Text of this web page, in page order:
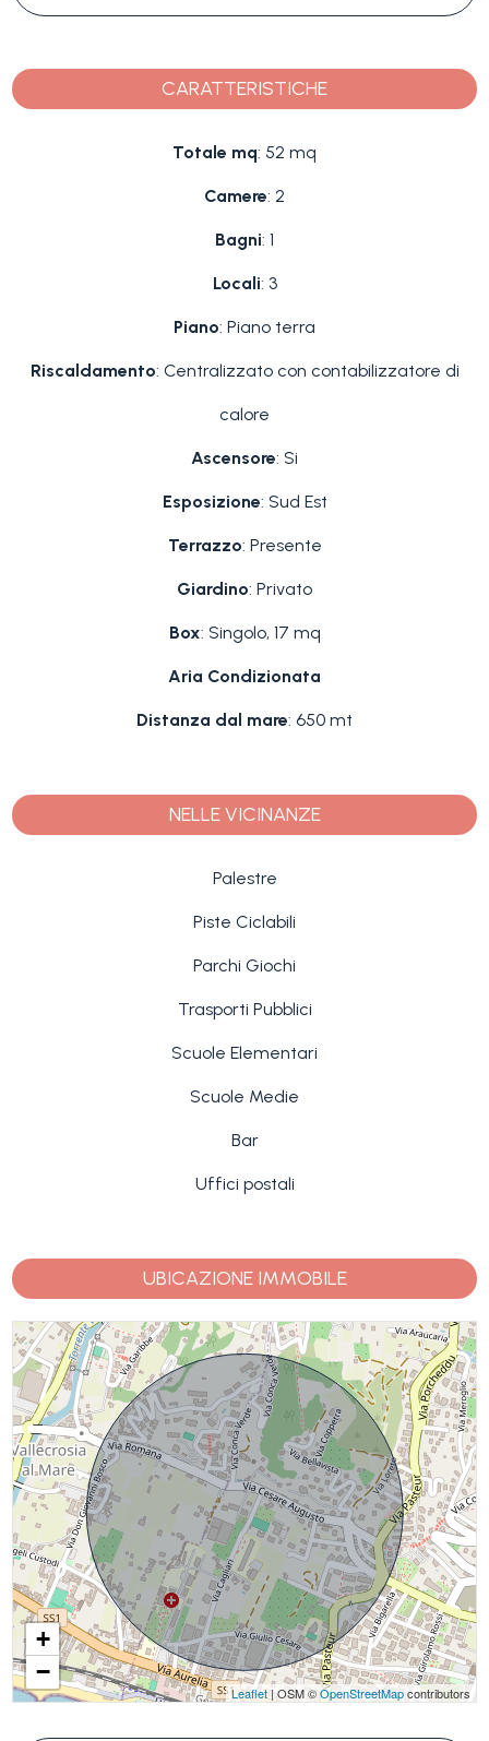
CARATTERISTICHE
Totale mq: 52 mq
Camere: 2
Bagni: 1
Locali: 3
Piano: Piano terra
Riscaldamento: Centralizzato con contabilizzatore di
calore
Ascensore: Si
Esposizione: Sud Est
Terrazzo: Presente
Giardino: Privato
Box: Singolo, 17 mq
Aria Condizionata
Distanza dal mare: 650 mt
NELLE VICINANZE
Palestre
Piste Ciclabili
Parchi Giochi
Trasporti Pubblici
Scuole Elementari
Scuole Medie
Bar
Uffici postali
UBICAZIONE IMMOBILE
+
−
Leaflet| OSM ©OpenStreetMapcontributors